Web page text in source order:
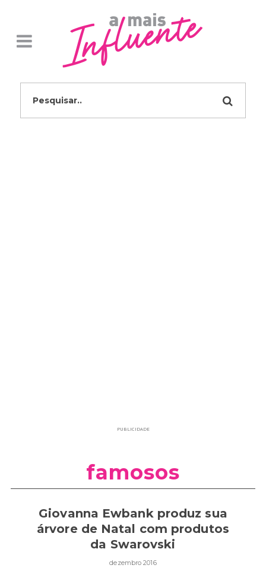
PUBLICIDADE
famosos
Giovanna Ewbank produz sua
árvore de Natal com produtos
da Swarovski
dezembro 2016